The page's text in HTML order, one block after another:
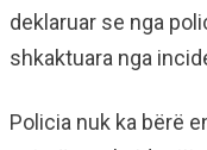
deklaruar se nga
shkaktuara nga
Policia nuk ka bërë